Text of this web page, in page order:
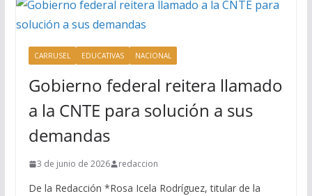
CARRUSEL EDUCATIVAS NACIONAL
Gobierno federal reitera llamado
a la CNTE para solución a sus
demandas
3 de junio de 2026 redaccion
De la Redacción *Rosa Icela Rodríguez, titular de la